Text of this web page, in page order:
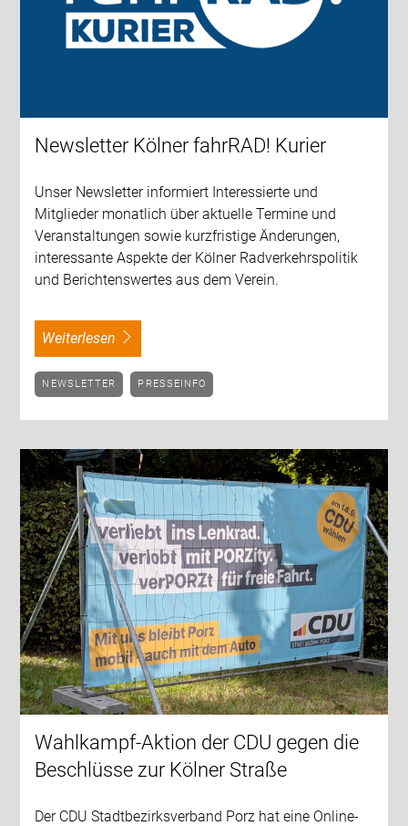
Newsletter Kölner fahrRAD! Kurier
Unser Newsletter informiert Interessierte und
Mitglieder monatlich über aktuelle Termine und
Veranstaltungen sowie kurzfristige Änderungen,
interessante Aspekte der Kölner Radverkehrspolitik
und Berichtenswertes aus dem Verein.
weiterlesen
NEWSLETTER PRESSEINFO
Wahlkampf-Aktion der CDU gegen die
Beschlüsse zur Kölner Straße
Der CDU Stadtbezirksverband Porz hat eine Online-